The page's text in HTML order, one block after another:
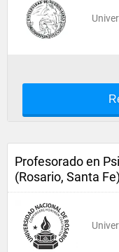
Profesorado en
(Rosario, Santa Fe)